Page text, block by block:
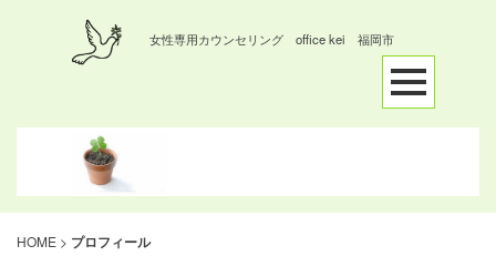
女性専用カウンセリング office kei 福岡市
HOME > プロフィール